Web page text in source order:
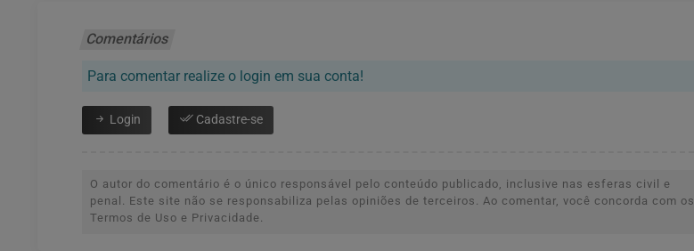
Comentários
Para comentar realize o login em sua conta!
Login Cadastre-se
O autor do comentário é o único responsável pelo conteúdo publicado, inclusive nas esferas civil e
penal. Este site não se responsabiliza pelas opiniões de terceiros. Ao comentar, você concorda com os
Termos de Uso e Privacidade.